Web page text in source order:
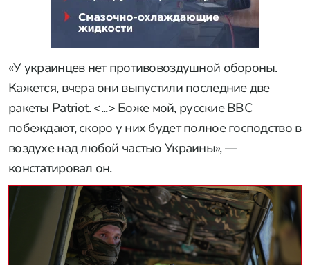
«У украинцев нет противовоздушной обороны.
Кажется, вчера они выпустили последние две
ракеты Patriot. <...> Боже мой, русские ВВС
побеждают, скоро у них будет полное господство в
воздухе над любой частью Украины», —
констатировал он.